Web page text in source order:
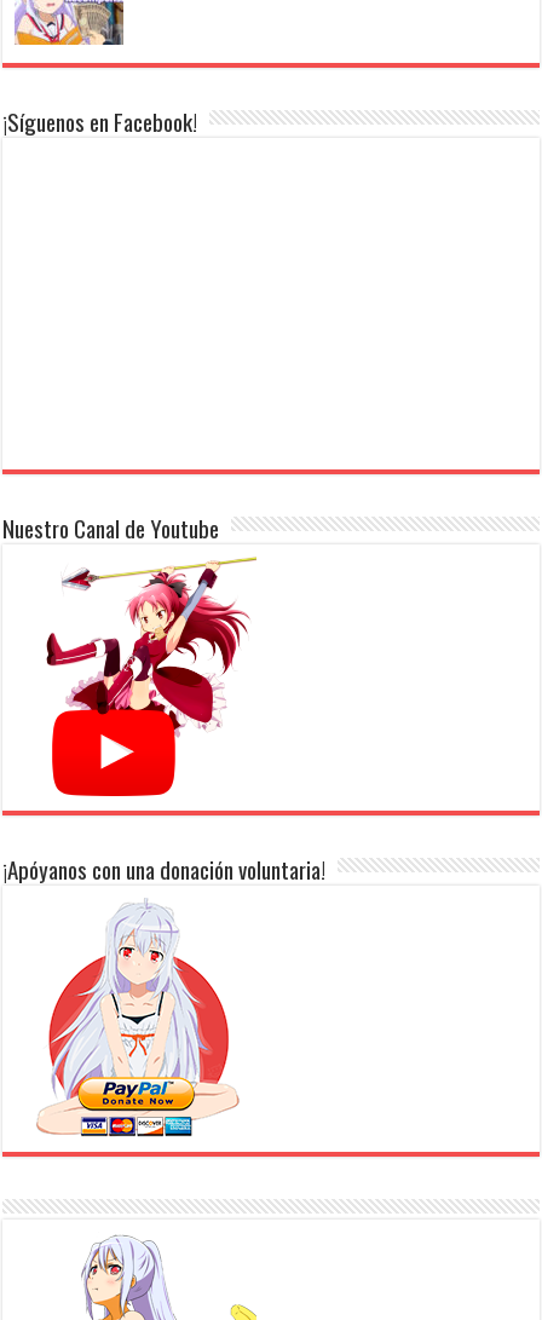
¡Síguenos en Facebook!
Nuestro Canal de Youtube
¡Apóyanos con una donación voluntaria!